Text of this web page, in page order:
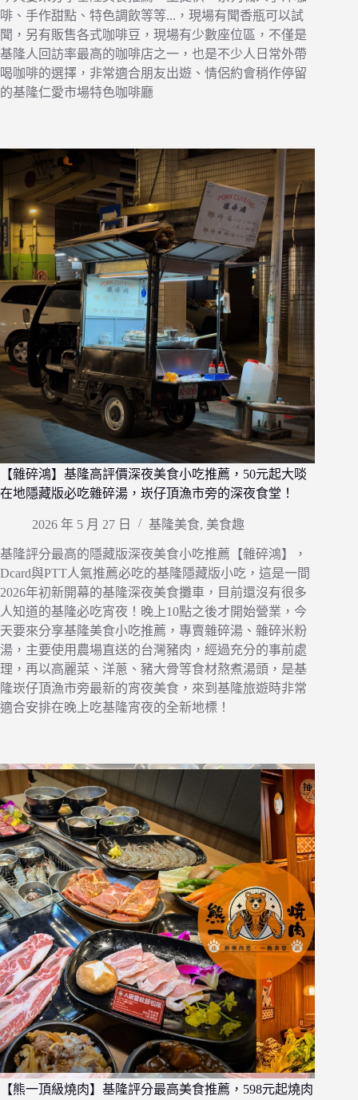
啡、手作甜點、特色調飲等等...，現場有聞香瓶可以試
聞，另有販售各式咖啡豆，現場有少數座位區，不僅是
基隆人回訪率最高的咖啡店之一，也是不少人日常外帶
喝咖啡的選擇，非常適合朋友出遊、情侶約會稍作停留
的基隆仁愛市場特色咖啡廳
【雜碎鴻】基隆高評價深夜美食小吃推薦，50元起大啖
在地隱藏版必吃雜碎湯，崁仔頂漁市旁的深夜食堂！
2026 年 5 月 27 日 基隆美食, 美食趣
基隆評分最高的隱藏版深夜美食小吃推薦【雜碎鴻】，
Dcard與PTT人氣推薦必吃的基隆隱藏版小吃，這是一間
2026年初新開幕的基隆深夜美食攤車，目前還沒有很多
人知道的基隆必吃宵夜！晚上10點之後才開始營業，今
天要來分享基隆美食小吃推薦，專賣雜碎湯、雜碎米粉
湯，主要使用農場直送的台灣豬肉，經過充分的事前處
理，再以高麗菜、洋蔥、豬大骨等食材熬煮湯頭，是基
隆崁仔頂漁市旁最新的宵夜美食，來到基隆旅遊時非常
適合安排在晚上吃基隆宵夜的全新地標！
【熊一頂級燒肉】基隆評分最高美食推薦，598元起燒肉